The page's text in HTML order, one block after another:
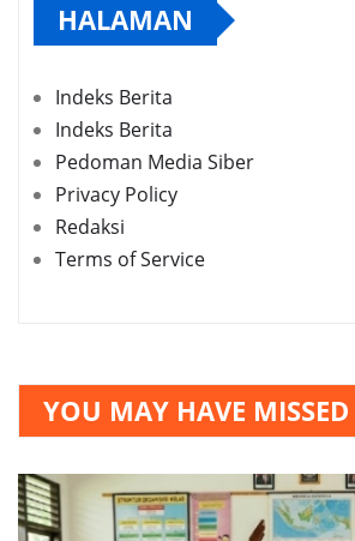
HALAMAN
Indeks Berita
Indeks Berita
Pedoman Media Siber
Privacy Policy
Redaksi
Terms of Service
YOU MAY HAVE MISSED